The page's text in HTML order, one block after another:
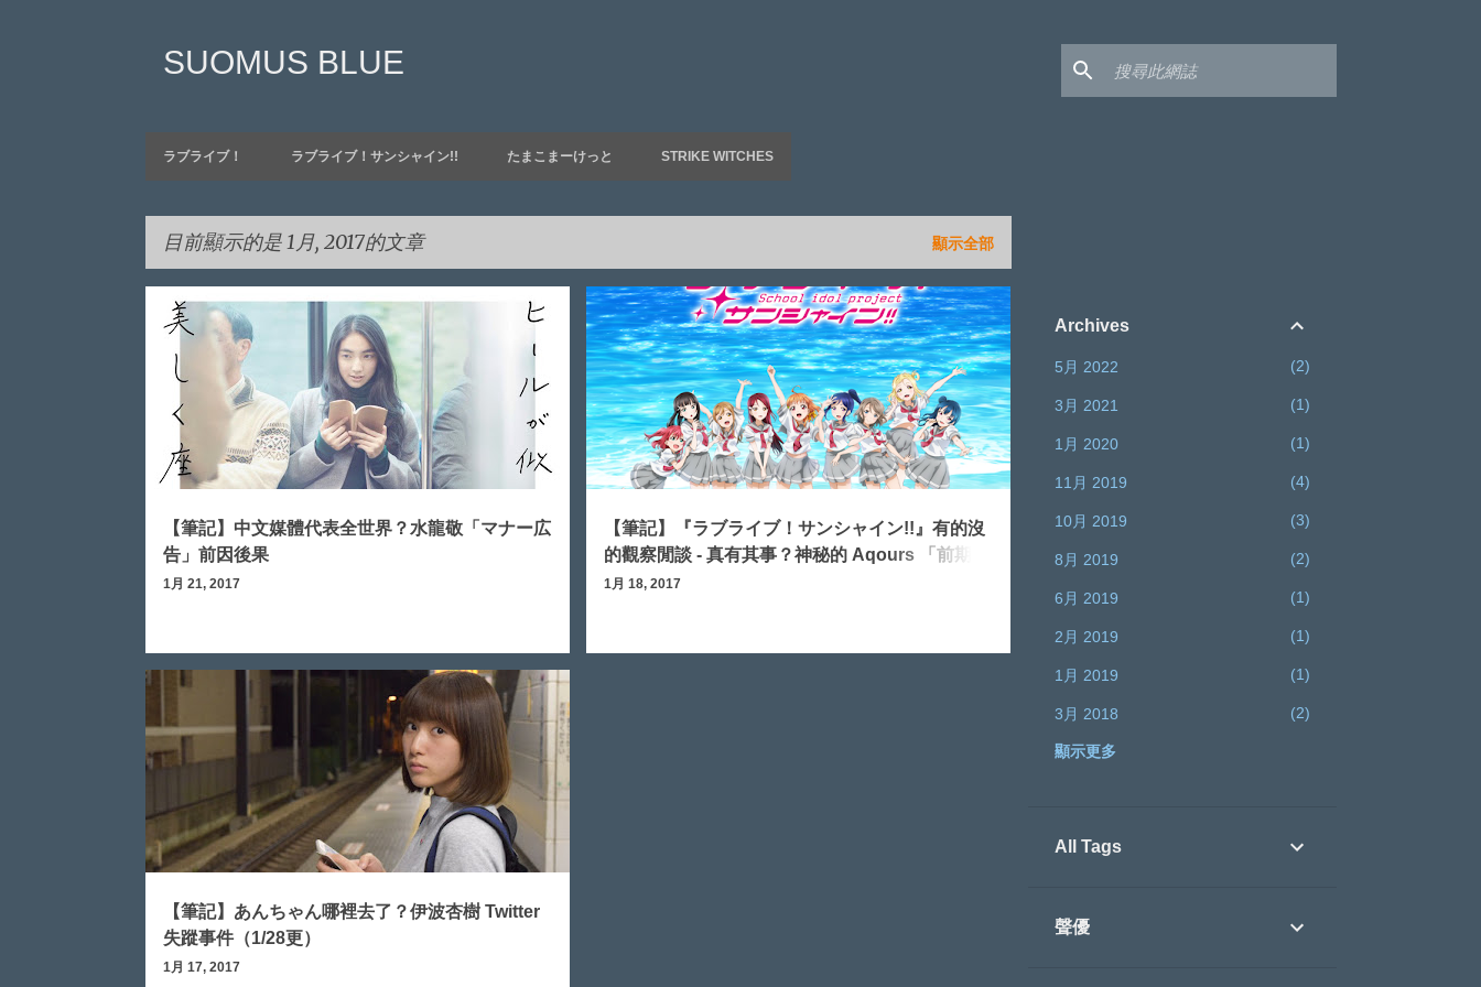
SUOMUS BLUE
ラブライブ！ ラブライブ！サンシャイン!! たまこまーけっと STRIKE WITCHES
目前顯示的是 1月, 2017的文章 顯示全部
發
【筆記】中文媒體代表全世界？水龍敬「マナー広
告」前因後果
1月 21, 2017
時事社會
【筆記】『ラブライブ！サンシャイン!!』有的沒
的觀察閒談 - 真有其事？神秘的 Aqours 「前期人
氣投票」
1月 18, 2017
ラ！サンシャイン!!
【筆記】あんちゃん哪裡去了？伊波杏樹 Twitter
失蹤事件（1/28更）
1月 17, 2017
ラ！サンシャイン!!
Archives
5月 2022 2
3月 2021 1
1月 2020 1
11月 2019 4
10月 2019 3
8月 2019 2
6月 2019 1
2月 2019 1
1月 2019 1
3月 2018 2
1月 2018
顯示更多
All Tags
聲優